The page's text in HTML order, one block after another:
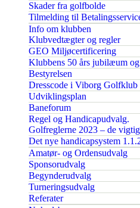
Skader fra golfbolde
Tilmelding til
Info om klubben
Klubvedtægter og regler
GEO Miljøcertificering
Klubbens 50 års jubilæum
Bestyrelsen
Dresscode i Viborg Golfklub
Udviklingsplan
Baneforum
Regel og Handicapudvalg.
Golfreglerne 2023 – de
Det nye handicapsystem
Amatør- og Ordensudvalg
Sponsorudvalg
Begynderudvalg
Turneringsudvalg
Referater